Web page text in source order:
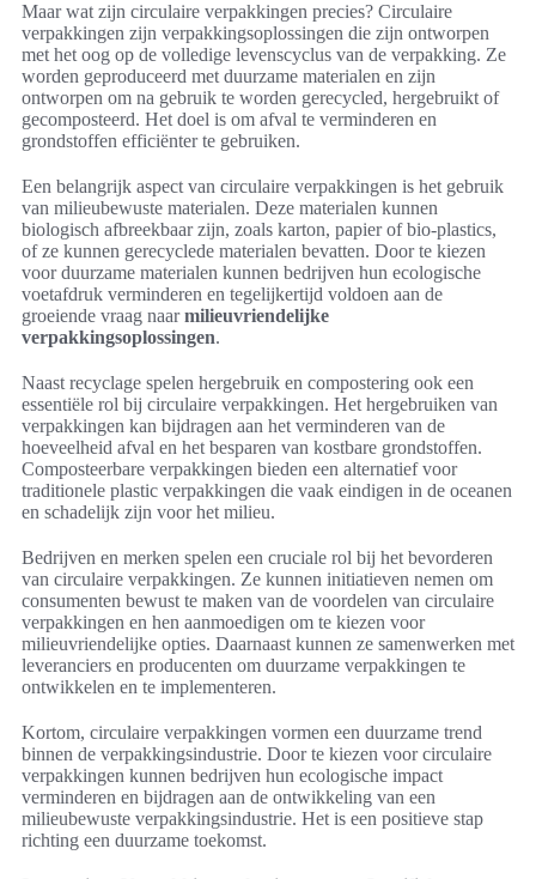
Maar wat zijn circulaire verpakkingen precies? Circulaire
verpakkingen zijn verpakkingsoplossingen die zijn ontworpen
met het oog op de volledige levenscyclus van de verpakking. Ze
worden geproduceerd met duurzame materialen en zijn
ontworpen om na gebruik te worden gerecycled, hergebruikt of
gecomposteerd. Het doel is om afval te verminderen en
grondstoffen efficiënter te gebruiken.
Een belangrijk aspect van circulaire verpakkingen is het gebruik
van milieubewuste materialen. Deze materialen kunnen
biologisch afbreekbaar zijn, zoals karton, papier of bio-plastics,
of ze kunnen gerecyclede materialen bevatten. Door te kiezen
voor duurzame materialen kunnen bedrijven hun ecologische
voetafdruk verminderen en tegelijkertijd voldoen aan de
groeiende vraag naarmilieuvriendelijke
verpakkingsoplossingen.
Naast recyclage spelen hergebruik en compostering ook een
essentiële rol bij circulaire verpakkingen. Het hergebruiken van
verpakkingen kan bijdragen aan het verminderen van de
hoeveelheid afval en het besparen van kostbare grondstoffen.
Composteerbare verpakkingen bieden een alternatief voor
traditionele plastic verpakkingen die vaak eindigen in de oceanen
en schadelijk zijn voor het milieu.
Bedrijven en merken spelen een cruciale rol bij het bevorderen
van circulaire verpakkingen. Ze kunnen initiatieven nemen om
consumenten bewust te maken van de voordelen van circulaire
verpakkingen en hen aanmoedigen om te kiezen voor
milieuvriendelijke opties. Daarnaast kunnen ze samenwerken met
leveranciers en producenten om duurzame verpakkingen te
ontwikkelen en te implementeren.
Kortom, circulaire verpakkingen vormen een duurzame trend
binnen de verpakkingsindustrie. Door te kiezen voor circulaire
verpakkingen kunnen bedrijven hun ecologische impact
verminderen en bijdragen aan de ontwikkeling van een
milieubewuste verpakkingsindustrie. Het is een positieve stap
richting een duurzame toekomst.